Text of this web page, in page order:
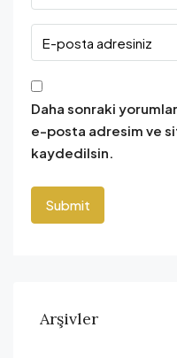
Daha sonraki
e-posta adresim ve
kaydedilsin.
Arşivler